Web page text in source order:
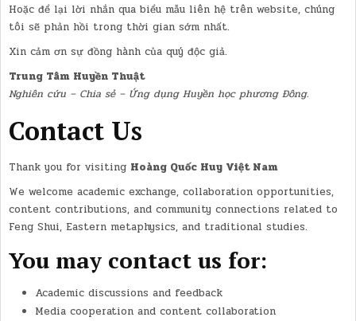
Hoặc để lại lời nhắn qua biểu mẫu liên hệ trên website, chúng
tôi sẽ phản hồi trong thời gian sớm nhất.
Xin cảm ơn sự đồng hành của quý độc giả.
Trung Tâm Huyền Thuật
Nghiên cứu – Chia sẻ – Ứng dụng Huyền học phương Đông.
Contact Us
Thank you for visiting Hoàng Quốc Huy Việt Nam
We welcome academic exchange, collaboration opportunities,
content contributions, and community connections related to
Feng Shui, Eastern metaphysics, and traditional studies.
You may contact us for:
Academic discussions and feedback
Media cooperation and content collaboration